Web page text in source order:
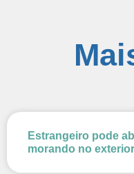
Estrangeiro pode
morando no